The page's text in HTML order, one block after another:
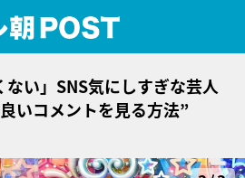
ない」SNS気にしすぎな芸人
いコメントを見る方法”